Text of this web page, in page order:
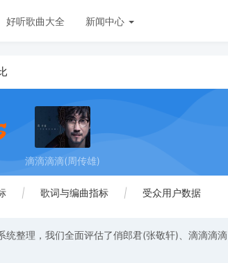
好听歌曲大全 新闻中心
滴滴滴滴(周传雄)
| 歌词与编曲指标 | 受众用户数据
整理，我们全面评估了俏郎君(张敬轩)、滴滴滴滴